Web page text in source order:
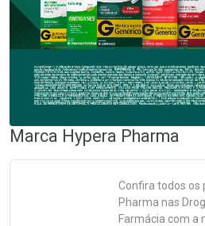
Marca Hypera Pharma
Confira todos os
Pharma nas
Farmácia com a